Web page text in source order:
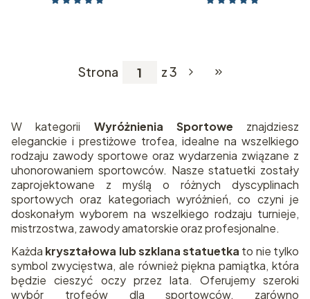
Strona z 3 Przejdź do
W kategorii Wyróżnienia Sportowe znajdziesz
eleganckie i prestiżowe trofea, idealne na wszelkiego
rodzaju zawody sportowe oraz wydarzenia związane z
uhonorowaniem sportowców. Nasze statuetki zostały
zaprojektowane z myślą o różnych dyscyplinach
sportowych oraz kategoriach wyróżnień, co czyni je
doskonałym wyborem na wszelkiego rodzaju turnieje,
mistrzostwa, zawody amatorskie oraz profesjonalne.
Każda kryształowa lub szklana statuetka to nie tylko
symbol zwycięstwa, ale również piękna pamiątka, która
będzie cieszyć oczy przez lata. Oferujemy szeroki
wybór trofeów dla sportowców, zarówno